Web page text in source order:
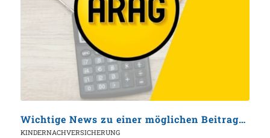
Wichtige News zu einer möglichen Beitragsanpassung bei der Arag Krankenversicherung
KINDERNACHVERSICHERUNG